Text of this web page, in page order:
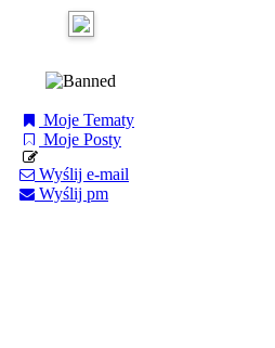
Moje Tematy
Moje Posty
Wyślij e-mail
Wyślij pm